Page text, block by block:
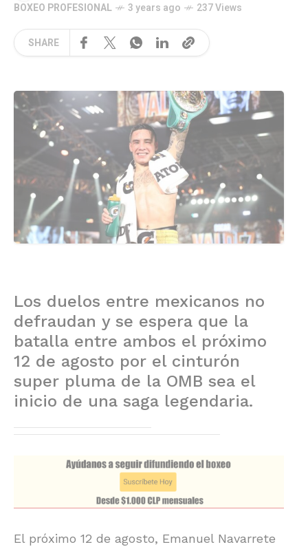
BOXEO PROFESIONAL
3 years ago 237 Views
SHARE
Los duelos entre mexicanos no
defraudan y se espera que la
batalla entre ambos el próximo
12 de agosto por el cinturón
super pluma de la OMB sea el
inicio de una saga legendaria.
El próximo 12 de agosto, Emanuel Navarrete